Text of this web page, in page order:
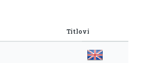
Titlovi